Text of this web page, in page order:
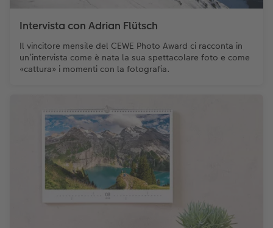
Intervista con Adrian Flütsch
Il vincitore mensile del CEWE Photo Award ci racconta in
un’intervista come è nata la sua spettacolare foto e come
«cattura» i momenti con la fotografia.